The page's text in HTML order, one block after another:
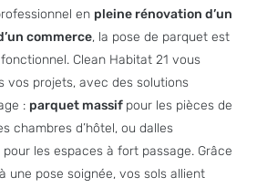
en pleine rénovation d’un
commerce, la pose de parquet est
Clean Habitat 21 vous
vos projets, avec des solutions
: parquet massif pour les pièces de
chambres d’hôtel, ou dalles
les espaces à fort passage. Grâce
une pose soignée, vos sols allient